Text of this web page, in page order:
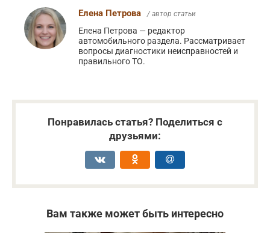
Елена Петрова / автор статьи
Елена Петрова — редактор
автомобильного раздела. Рассматривает
вопросы диагностики неисправностей и
правильного ТО.
Понравилась статья? Поделиться с
друзьями:
Вам также может быть интересно